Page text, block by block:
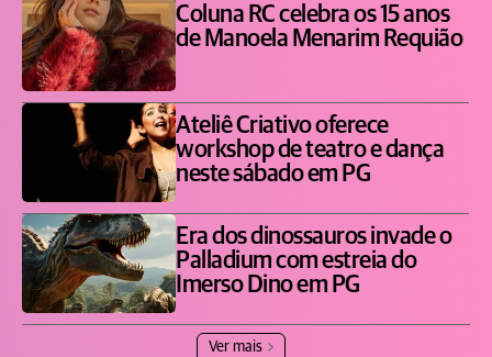
Coluna RC celebra os 15 anos
de Manoela Menarim Requião
Ateliê Criativo oferece
workshop de teatro e dança
neste sábado em PG
Era dos dinossauros invade o
Palladium com estreia do
Imerso Dino em PG
Ver mais